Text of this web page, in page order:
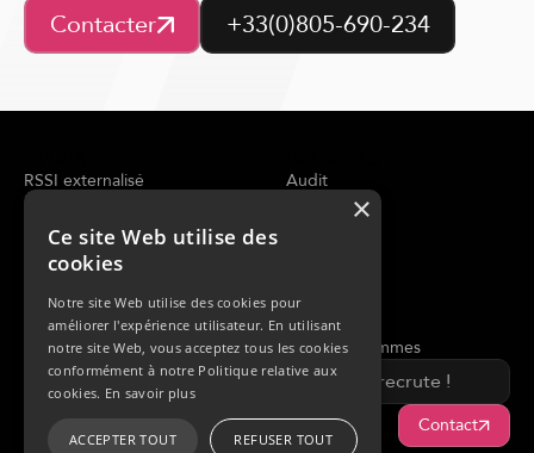
Contacter +33(0)805-690-234
Audit
RSSI externalisé
Évaluation de la sécurité
Analyse de la menace
SOC Managé
Réponse à incident
RESSOURCES
Blog
Actualités & Events
Analyses
OWN
Qui nous sommes
On recrute !
Contact
×
Ce site Web utilise des
cookies
Notre site Web utilise des cookies pour
améliorer l'expérience utilisateur. En utilisant
notre site Web, vous acceptez tous les cookies
conformément à notre Politique relative aux
cookies. En savoir plus
ACCEPTER TOUT REFUSER TOUT